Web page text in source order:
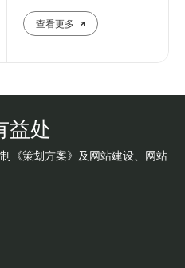
查看更多
益处
《策划方案》及网站建设、网站